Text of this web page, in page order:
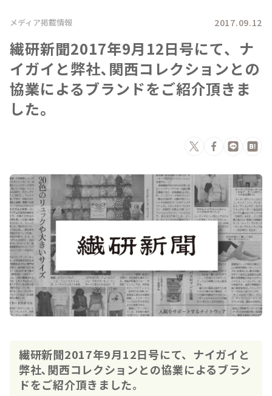
メディア掲載情報 2017.09.12
繊研新聞2017年9月12日号にて、ナ
イガイと弊社､関西コレクションとの
協業によるブランドをご紹介頂きま
した。
繊研新聞2017年9月12日号にて、ナイガイと
弊社､関西コレクションとの協業によるブラン
ドをご紹介頂きました。